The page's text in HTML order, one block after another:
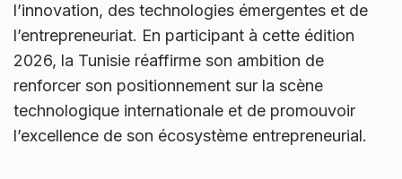
l’innovation, des technologies émergentes et de
l’entrepreneuriat. En participant à cette édition
2026, la Tunisie réaffirme son ambition de
renforcer son positionnement sur la scène
technologique internationale et de promouvoir
l’excellence de son écosystème entrepreneurial.